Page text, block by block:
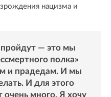
нацизма и
— это мы
полка»
и прадедам. И мы
И для этого
очень много. Я хочу